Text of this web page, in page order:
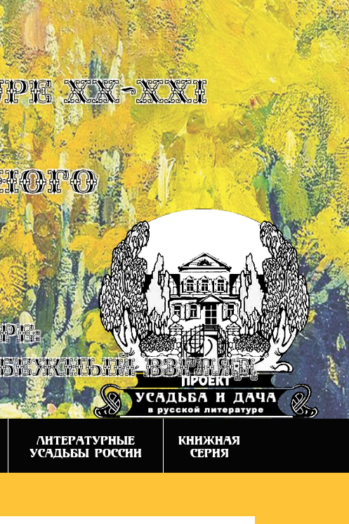
XX-XXI
взгляд
ЛИТЕРАТУРНЫЕ
УСАДЬБЫ РОССИИ
КНИЖНАЯ
СЕРИЯ